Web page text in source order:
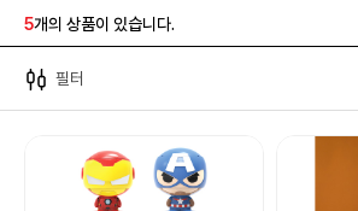
5개의 상품이 있습니다.
필터